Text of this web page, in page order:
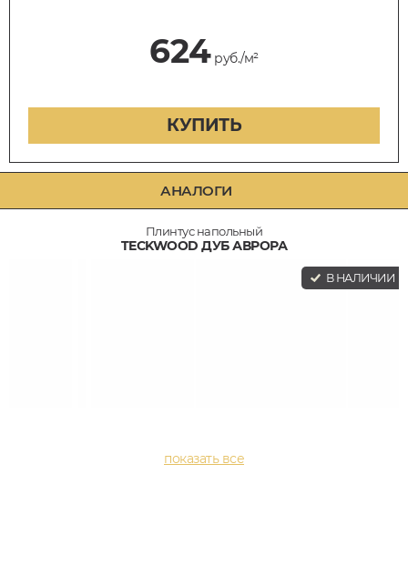
624руб./м²
КУПИТЬ
АНАЛОГИ
Плинтус напольный
TECKWOOD ДУБ АВРОРА
В НАЛИЧИИ